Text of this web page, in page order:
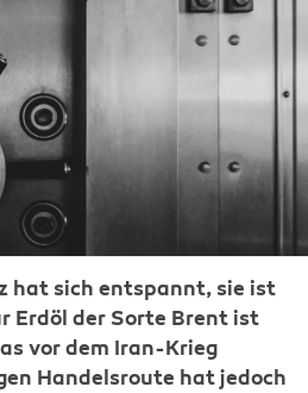
hat sich entspannt, sie ist
Erdöl der Sorte Brent ist
vor dem Iran-Krieg
Handelsroute hat jedoch